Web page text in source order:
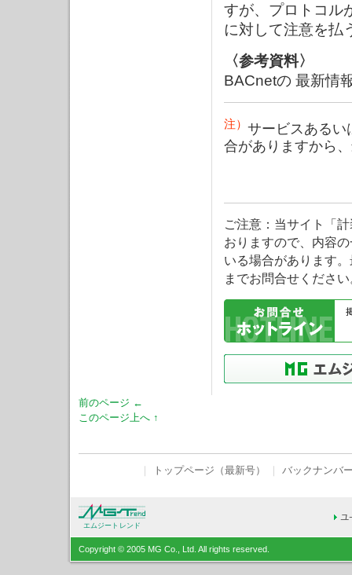
すが、プロトコル
に対して注意を払
〈参考資料〉
BACnetの 最新
注） サービスあるい
合がありますから
ご注意：当サイト「
おりますので、内容
いる場合があります
までお問合せくださ
前のページ ←
このページ上へ ↑
トップページ（最新号） バックナンバ
エムジートレンド
Copyright © 2005 MG Co., Ltd. All rights reserved.